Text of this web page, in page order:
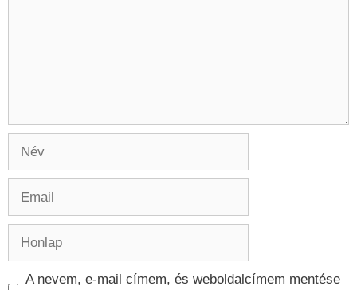
A nevem, e-mail címem, és weboldalcímem mentése